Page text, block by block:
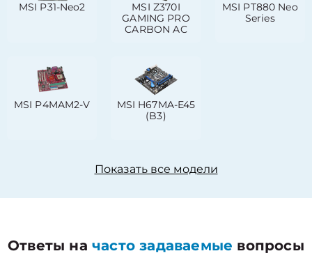
MSI P31-Neo2
MSI Z370I
GAMING PRO
CARBON AC
MSI PT880 Neo
Series
MSI P4MAM2-V
MSI H67MA-E45
(B3)
Показать все модели
Ответы начасто задаваемые вопросы